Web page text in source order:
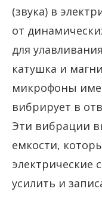
(звука) в
от
для
катушка и
микрофоны
вибрирует в
Эти вибрации
емкости,
электрические
усилить и